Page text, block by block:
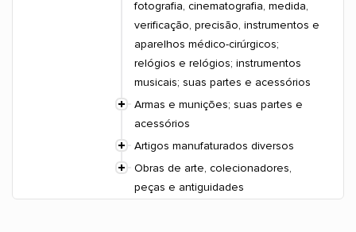
fotografia, cinematografia, medida,
verificação, precisão, instrumentos e
aparelhos médico-cirúrgicos;
relógios e relógios; instrumentos
musicais; suas partes e acessórios
Armas e munições; suas partes e
acessórios
Artigos manufaturados diversos
Obras de arte, colecionadores,
peças e antiguidades